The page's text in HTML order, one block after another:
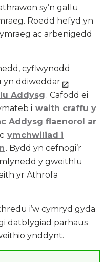
sy’n gallu
Roedd hefyd yn
ac arbenigedd
cyflwynodd
yn ddiweddar
Addysg . Cafodd ei
i waith craffu y
Addysg flaenorol ar
ymchwiliad i
. Bydd yn cefnogi’r
y gweithlu
yr Athrofa
i’w cymryd gyda
datblygiad parhaus
ynddynt.